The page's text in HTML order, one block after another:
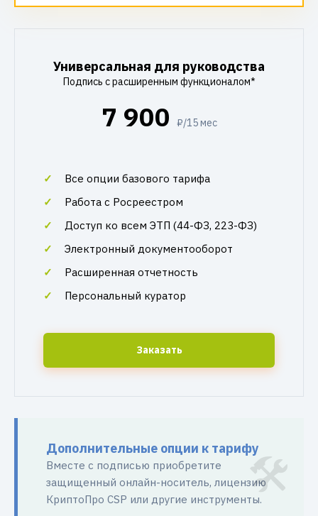
Универсальная для руководства
Подпись с расширенным функционалом*
7 900 ₽/15 мес
Все опции базового тарифа
Работа с Росреестром
Доступ ко всем ЭТП (44-ФЗ, 223-ФЗ)
Электронный документооборот
Расширенная отчетность
Персональный куратор
Заказать
Дополнительные опции к тарифу
Вместе с подписью приобретите
защищенный онлайн-носитель, лицензию
КриптоПро CSP или другие инструменты.